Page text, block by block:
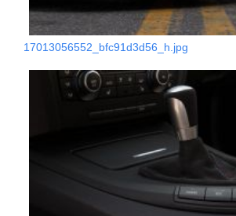
17013056552_bfc91d3d56_h.jpg